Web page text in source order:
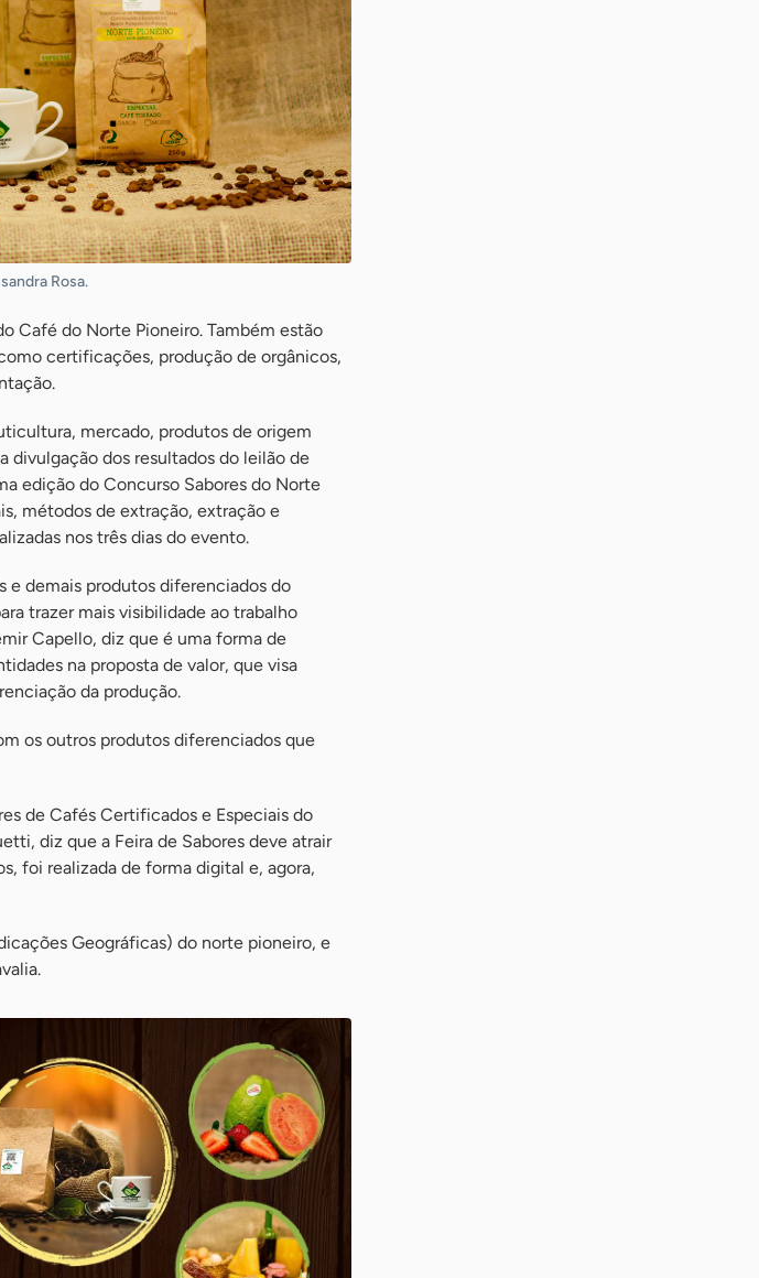
Rosa.
Café do Norte Pioneiro. Também estão
certificações, produção de orgânicos,
mercado, produtos de origem
divulgação dos resultados do leilão de
edição do Concurso Sabores do Norte
métodos de extração, extração e
nos três dias do evento.
e demais produtos diferenciados do
trazer mais visibilidade ao trabalho
Capello, diz que é uma forma de
na proposta de valor, que visa
da produção.
os outros produtos diferenciados que
de Cafés Certificados e Especiais do
diz que a Feira de Sabores deve atrair
foi realizada de forma digital e, agora,
Geográficas) do norte pioneiro, e